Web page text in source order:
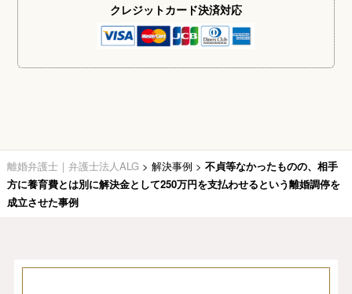
クレジットカード決済対応
離婚弁護士｜弁護士法人ALG > 解決事例 > 不貞等なかったものの、相手
方に養育費とは別に解決金として250万円を支払わせるという離婚調停を
成立させた事例